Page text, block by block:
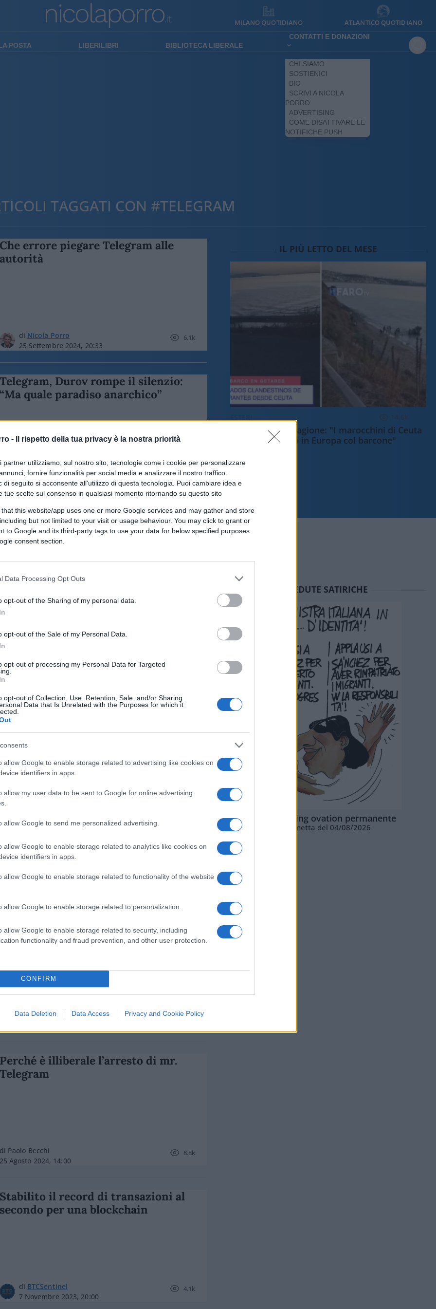
- Il rispetto della tua privacy è la nostra priorità
partner utilizziamo, sul nostro sito, tecnologie come i cookie per personalizzare
fornire funzionalità per social media e analizzare il nostro traffico.
di seguito si acconsente all'utilizzo di questa tecnologia. Puoi cambiare idea e
tue scelte sul consenso in qualsiasi momento ritornando su questo sito
that this website/app uses one or more Google services and may gather and store
but not limited to your visit or usage behaviour. You may click to grant or
to Google and its third-party tags to use your data for below specified purposes
consent section.
Data Processing Opt Outs
opt-out of the Sharing of my personal data.
opt-out of the Sale of my Personal Data.
opt-out of processing my Personal Data for Targeted
opt-out of Collection, Use, Retention, Sale, and/or Sharing
Data that Is Unrelated with the Purposes for which it
allow Google to enable storage related to advertising like cookies on
identifiers in apps.
allow my user data to be sent to Google for online advertising
allow Google to send me personalized advertising.
allow Google to enable storage related to analytics like cookies on
identifiers in apps.
allow Google to enable storage related to functionality of the website
allow Google to enable storage related to personalization.
allow Google to enable storage related to security, including
functionality and fraud prevention, and other user protection.
CONFIRM
Data Deletion Data Access Privacy and Cookie Policy
MILANO QUOTIDIANO ATLANTICO QUOTIDIANO
POSTA LIBERILIBRI BIBLIOTECA LIBERALE
CONTATTI E DONAZIONI
CHI SIAMO
SOSTIENICI
BIO
SCRIVI A NICOLA
PORRO
ADVERTISING
COME DISATTIVARE LE
NOTIFICHE PUSH
TAGGATI CON #TELEGRAM
Che errore piegare Telegram alle
autorità
di Nicola Porro
25 Settembre 2024, 20:33
6.1k
Telegram, Durov rompe il silenzio:
“Ma quale paradiso anarchico”
di Franco Lodige
Settembre 2024, 14:21
5.2k
Mi fa schifo il silenzio complice
censura di Facebook
Nicola Porro
Telegram, perché ora Amnesty tace
di Durov?
di Paolo Becchi
caso Durov misura dell’effettivo
di libertà di parola in Europa
diGiacomo Canale
5.9k
Arresto mr. Telegram, “teniamo
Durov” nel difendere la libertà
diAlessandro Bonelli
7k
Perché è illiberale l’arresto di mr.
Telegram
di Paolo Becchi
25 Agosto 2024, 14:00
8.8k
Stabilito il record di transazioni al
secondo per una blockchain
di BTCSentinel
7 Novembre 2023, 20:00
4.1k
IL PIÙ LETTO DEL MESE
14.6k
Meloni aveva ragione: "I marocchini di Ceuta
sbarcano in Europa col barcone"
SEDUTE SATIRICHE
La standing ovation permanente
Vignetta del 04/08/2026